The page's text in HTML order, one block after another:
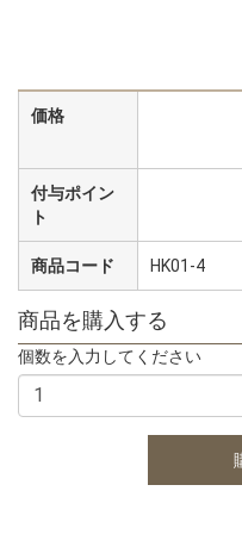
価格
付与ポイン
ト
商品コード HK01-4
商品を購入する
個数を入力してください